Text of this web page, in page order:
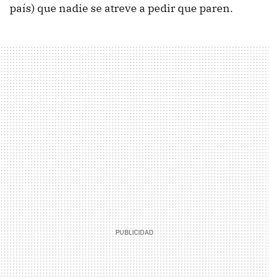
país) que nadie se atreve a pedir que paren.